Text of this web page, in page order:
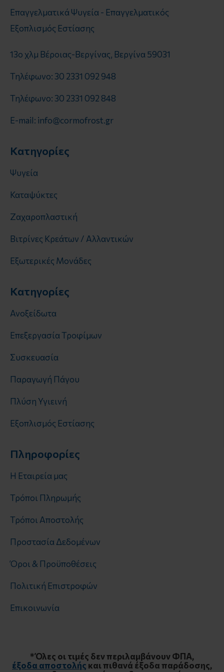
Επαγγελματικά Ψυγεία - Επαγγελματικός
Εξοπλισμός Εστίασης
13o χλμ Βέροιας-Βεργίνας, Βεργίνα 59031
Τηλέφωνο: 30 2331 092 948
Τηλέφωνο: 30 2331 092 848
E-mail: info@cormofrost.gr
Κατηγορίες
Ψυγεία
Καταψύκτες
Ζαχαροπλαστική
Βιτρίνες Κρεάτων / Αλλαντικών
Εξωτερικές Μονάδες
Κατηγορίες
Ανοξείδωτα
Επεξεργασία Τροφίμων
Συσκευασία
Παραγωγή Πάγου
Πλύση Υγιεινή
Εξοπλισμός Εστίασης
Πληροφορίες
Η Εταιρεία μας
Τρόποι Πληρωμής
Τρόποι Αποστολής
Προστασία Δεδομένων
Όροι & Προϋποθέσεις
Πολιτική Επιστροφών
Επικοινωνία
* Όλες οι τιμές δεν περιλαμβάνουν ΦΠΑ,
έξοδα αποστολής και πιθανά έξοδα παράδοσης,